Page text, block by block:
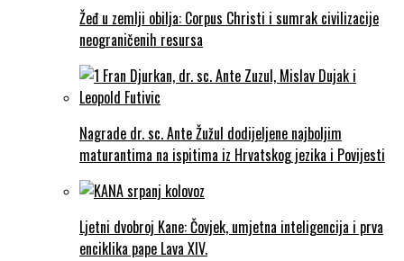
Žeđ u zemlji obilja: Corpus Christi i sumrak civilizacije
neograničenih resursa
Nagrade dr. sc. Ante Žužul dodijeljene najboljim
maturantima na ispitima iz Hrvatskog jezika i Povijesti
Ljetni dvobroj Kane: Čovjek, umjetna inteligencija i prva
enciklika pape Lava XIV.